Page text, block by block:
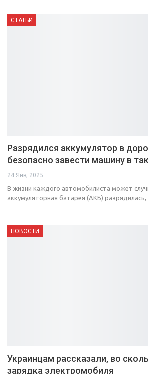
СТАТЬИ
Разрядился аккумулятор в
безопасно завести машину в
24 Янв, 2025
В жизни каждого автомобилиста может
аккумуляторная батарея (АКБ) разрядилась,
НОВОСТИ
Украинцам рассказали, во
зарядка электромобиля